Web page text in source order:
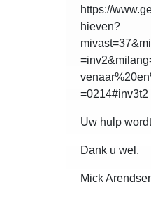
https://
hieven?
=0214#inv3t2
Uw hulp
Dank u wel.
Mick